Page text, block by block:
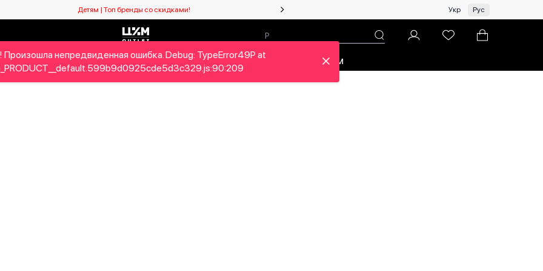
Детям | Топ бренды со скидками! Женщинам | Топ бренды со скидками!
Укр Рус
Детям Home&Gifts Бренды Новый сезон Про ЦУМ
Произошла непредвиденная ошибка. Debug: TypeError49P at